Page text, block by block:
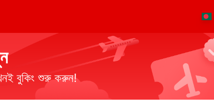
বুকিং শুরু করুন!